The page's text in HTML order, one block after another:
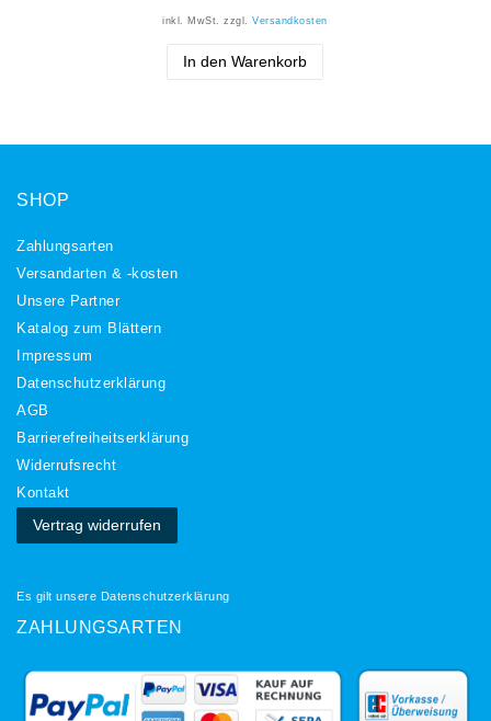
inkl. MwSt. zzgl.Versandkosten
In den Warenkorb
SHOP
Zahlungsarten
Versandarten & -kosten
Unsere Partner
Katalog zum Blättern
Impressum
Daten­schutz­erklärung
AGB
Barrierefreiheitserklärung
Widerrufs­recht
Kontakt
Vertrag widerrufen
Es gilt unsere Datenschutzerklärung
ZAHLUNGSARTEN